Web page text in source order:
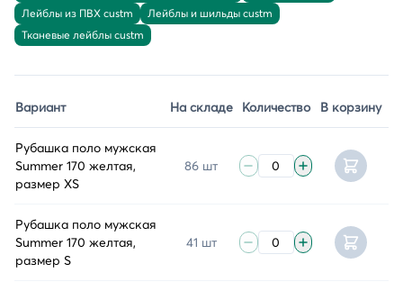
Лейблы из ПВХ custm
Лейблы и шильды custm
Тканевые лейблы custm
Вариант На складе Количество В корзину
Рубашка поло мужская
Summer 170 желтая,
размер XS
86 шт
Рубашка поло мужская
Summer 170 желтая,
размер S
41 шт